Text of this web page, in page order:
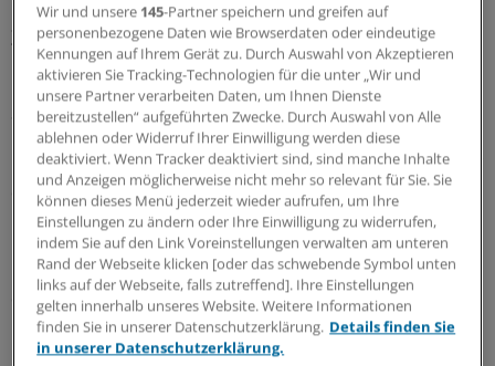
Zweitmeinung auf Knopfdruck
Das Kombipaket aus Scannverfahren und
Softwarelösung soll als Zweitmeinungsverfahren in der
Praxis fungieren und den Arzt bei der Diagnose
unterstützen. Dabei bleiben die Daten in der Praxis – auf
dem Gerät vor Ort. "Es handelt sich um eine Standalone-
Lösung", so Bergen.
Und dann sind die zehn Minuten auch schon fast vorbei,
die die Geschäftsführerin des Berliner Start-ups
magnosco GmbH hat, um ihre digitale Innovation dem
Publikum schmackhaft zu machen.
Wir und unsere 145-Partner speichern und greifen auf
personenbezogene Daten wie Browserdaten oder eindeutige
Kennungen auf Ihrem Gerät zu. Durch Auswahl von Akzeptieren
aktivieren Sie Tracking-Technologien für die unter „Wir und
unsere Partner verarbeiten Daten, um Ihnen Dienste
bereitzustellen“ aufgeführten Zwecke. Durch Auswahl von Alle
ablehnen oder Widerruf Ihrer Einwilligung werden diese
deaktiviert. Wenn Tracker deaktiviert sind, sind manche Inhalte
und Anzeigen möglicherweise nicht mehr so relevant für Sie. Sie
können dieses Menü jederzeit wieder aufrufen, um Ihre
Einstellungen zu ändern oder Ihre Einwilligung zu widerrufen,
indem Sie auf den Link Voreinstellungen verwalten am unteren
Rand der Webseite klicken [oder das schwebende Symbol unten
links auf der Webseite, falls zutreffend]. Ihre Einstellungen
gelten innerhalb unseres Website. Weitere Informationen
finden Sie in unserer Datenschutzerklärung. Details finden Sie
in unserer Datenschutzerklärung.